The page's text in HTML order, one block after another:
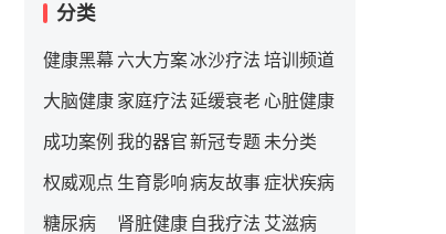
分类
健康黑幕 六大方案冰沙疗法 培训频道
大脑健康 家庭疗法 延缓衰老 心脏健康
成功案例 我的器官新冠专题 未分类
权威观点 生育影响病友故事症状疾病
糖尿病 肾脏健康 自我疗法 艾滋病